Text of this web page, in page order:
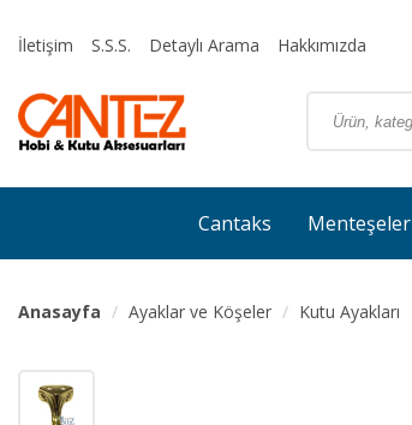
İletişim S.S.S. Detaylı Arama Hakkımızda
Cantaks Menteşeler
Anasayfa Ayaklar ve Köşeler Kutu Ayakları